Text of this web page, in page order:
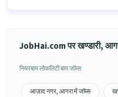
JobHai.com पर खण्डारी,
नियरबाय लोकलिटी बाय जॉब्स
आज़ाद नगर, आगरा में जॉब्स